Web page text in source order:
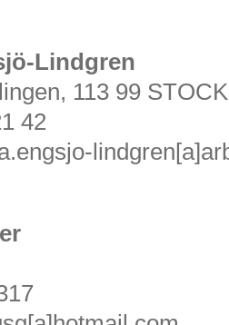
Lindgren
113 99
42